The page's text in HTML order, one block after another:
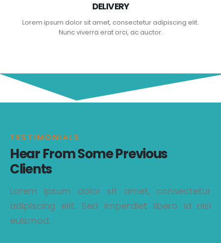
DELIVERY
Lorem ipsum dolor sit amet, consectetur adipiscing elit.
Nunc viverra erat orci, ac auctor.
TESTIMONIALS
Hear From Some Previous
Clients
Lorem ipsum dolor sit amet, consectetur
adipiscing elit. Sed imperdiet libero id nisi
euismod.